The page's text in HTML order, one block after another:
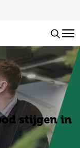
stijgen in